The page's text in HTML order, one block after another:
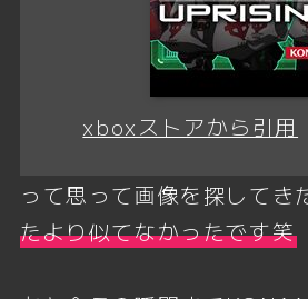
xboxストアから引用
って思って画像を探してき
たより似てなかったです笑